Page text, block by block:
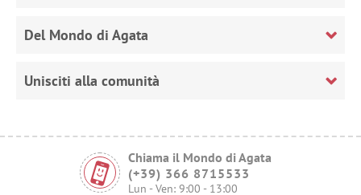
Del Mondo di Agata
Unisciti alla comunità
Chiama il Mondo di Agata
(+39) 366 8715533
Lun - Ven: 9:00 - 13:00